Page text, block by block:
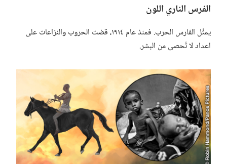
الفرس الناري اللون
يمثِّل الفارس الحرب.‏ فمنذ عام ١٩١٤،‏ قضت الحروب والنزاعات على
اعداد لا تُحصى من البشر.‏